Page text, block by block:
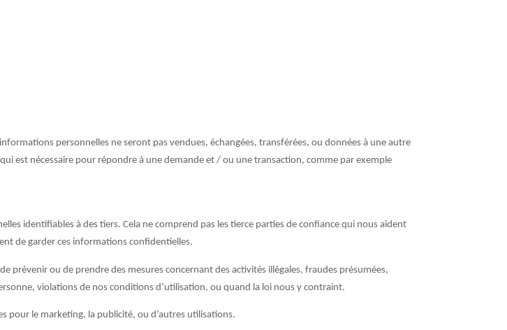
personnelles ne seront pas vendues, échangées, transférées, ou données à une autre
est nécessaire pour répondre à une demande et / ou une transaction, comme par exemple
identifiables à des tiers. Cela ne comprend pas les tierce parties de confiance qui nous aident
de garder ces informations confidentielles.
prévenir ou de prendre des mesures concernant des activités illégales, fraudes présumées,
violations de nos conditions d’utilisation, ou quand la loi nous y contraint.
pour le marketing, la publicité, ou d’autres utilisations.